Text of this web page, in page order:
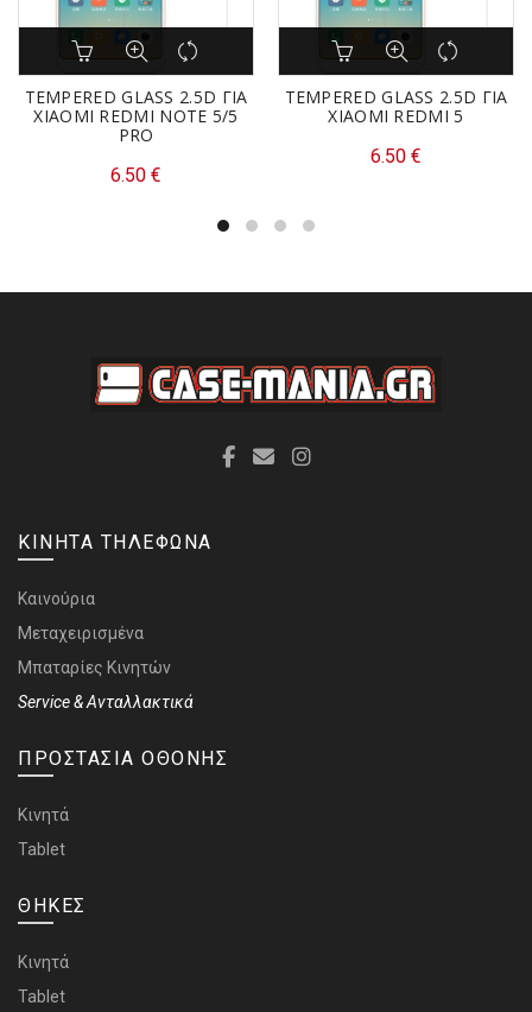
TEMPERED GLASS 2.5D ΓΙΑ
XIAOMI REDMI NOTE 5/5
PRO
6.50 €
TEMPERED GLASS 2.5D ΓΙΑ
XIAOMI REDMI 5
6.50 €
ΚΙΝΗΤΑ ΤΗΛΕΦΩΝΑ
Καινούρια
Μεταχειρισμένα
Μπαταρίες Κινητών
Service & Ανταλλακτικά
ΠΡΟΣΤΑΣΙΑ ΟΘΟΝΗΣ
Κινητά
Tablet
ΘΗΚΕΣ
Κινητά
Tablet